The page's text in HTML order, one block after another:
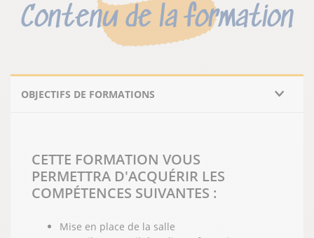
Contenu de la formation
OBJECTIFS DE FORMATIONS
CETTE FORMATION VOUS
PERMETTRA D'ACQUÉRIR LES
COMPÉTENCES SUIVANTES :
Mise en place de la salle